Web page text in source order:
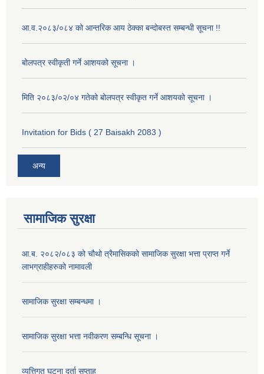
आ.व.२०८३/०८४ को आन्तरिक आय ठेक्का बन्दोबस्त सम्बन्धी सूचना !!
बोलपत्र स्वीकृती गर्ने आशयको सूचना ।
मिति २०८३/०२/०४ गतेको बोलपत्र स्वीकृत गर्ने आशयको सूचना ।
Invitation for Bids ( 27 Baisakh 2083 )
अन्य
सामाजिक सुरक्षा
आ.ब. २०८२/०८३ को चौथो त्रैमासिकको सामाजिक सुरक्षा भत्ता प्राप्त गर्ने
लाभग्राहीहरुको नामावली
सामाजिक सुरक्षा सम्बन्धमा ।
सामाजिक सुरक्षा भत्ता नवीकरण सम्बन्धि सूचना ।
व्यत्तिगत घटना दर्ता सप्ताह